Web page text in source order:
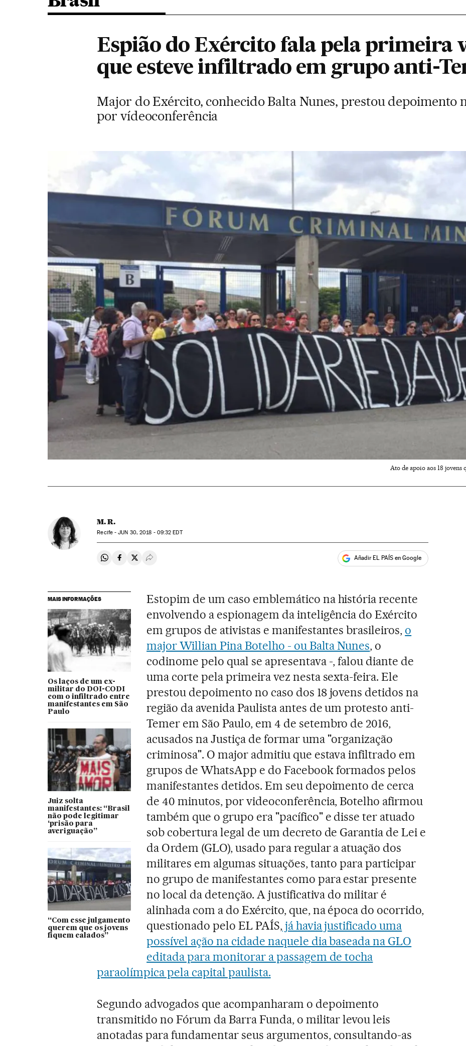
Espião do Exército fala pela primeira
que esteve infiltrado em grupo anti-
Major do Exército, conhecido Balta Nunes, prestou depoimento
por vídeoconferência
Ato de apoio aos 18 jovens
M. R.
Recife -JUN 30, 2018 - 09:32 EDT
Compartir en Whatsapp
Compartir en Facebook
Compartir en Twitter
Desplegar Redes Sociales Añadir EL PAÍS en Google
MAIS INFORMAÇÕES
Os laços de um ex-
militar do DOI-CODI
com o infiltrado entre
manifestantes em São
Paulo
Juiz solta
manifestantes: “Brasil
não pode legitimar
‘prisão para
averiguação”
“Com esse julgamento
querem que os jovens
fiquem calados”
Estopim de um caso emblemático na história recente
envolvendo a espionagem da inteligência do Exército
em grupos de ativistas e manifestantes brasileiros, o
major Willian Pina Botelho - ou Balta Nunes, o
codinome pelo qual se apresentava -, falou diante de
uma corte pela primeira vez nesta sexta-feira. Ele
prestou depoimento no caso dos 18 jovens detidos na
região da avenida Paulista antes de um protesto anti-
Temer em São Paulo, em 4 de setembro de 2016,
acusados na Justiça de formar uma "organização
criminosa". O major admitiu que estava infiltrado em
grupos de WhatsApp e do Facebook formados pelos
manifestantes detidos. Em seu depoimento de cerca
de 40 minutos, por videoconferência, Botelho afirmou
também que o grupo era "pacífico" e disse ter atuado
sob cobertura legal de um decreto de Garantia de Lei e
da Ordem (GLO), usado para regular a atuação dos
militares em algumas situações, tanto para participar
no grupo de manifestantes como para estar presente
no local da detenção. A justificativa do militar é
alinhada com a do Exército, que, na época do ocorrido,
questionado pelo EL PAÍS,já havia justificado uma
possível ação na cidade naquele dia baseada na GLO
editada para monitorar a passagem de tocha
paraolímpica pela capital paulista.
Segundo advogados que acompanharam o depoimento
transmitido no Fórum da Barra Funda, o militar levou leis
anotadas para fundamentar seus argumentos, consultando-as